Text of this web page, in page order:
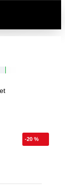
-20 %